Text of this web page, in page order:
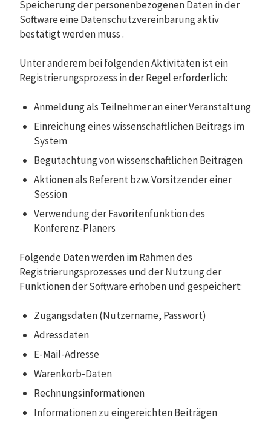
Speicherung der personenbezogenen Daten in der
Software eine Datenschutzvereinbarung aktiv
bestätigt werden muss .
Unter anderem bei folgenden Aktivitäten ist ein
Registrierungsprozess in der Regel erforderlich:
Anmeldung als Teilnehmer an einer Veranstaltung
Einreichung eines wissenschaftlichen Beitrags im
System
Begutachtung von wissenschaftlichen Beiträgen
Aktionen als Referent bzw. Vorsitzender einer
Session
Verwendung der Favoritenfunktion des
Konferenz-Planers
Folgende Daten werden im Rahmen des
Registrierungsprozesses und der Nutzung der
Funktionen der Software erhoben und gespeichert:
Zugangsdaten (Nutzername, Passwort)
Adressdaten
E-Mail-Adresse
Warenkorb-Daten
Rechnungsinformationen
Informationen zu eingereichten Beiträgen